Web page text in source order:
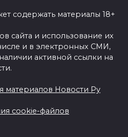
содержать материалы 18+
сайта и использование их
и в электронных СМИ,
активной ссылки на
материалов Новости Ру
cookie-файлов